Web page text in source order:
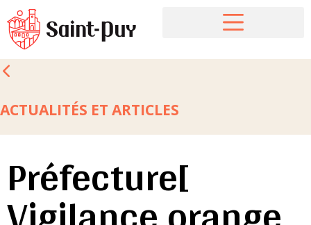
ACTUALITÉS ET ARTICLES
Préfecture[